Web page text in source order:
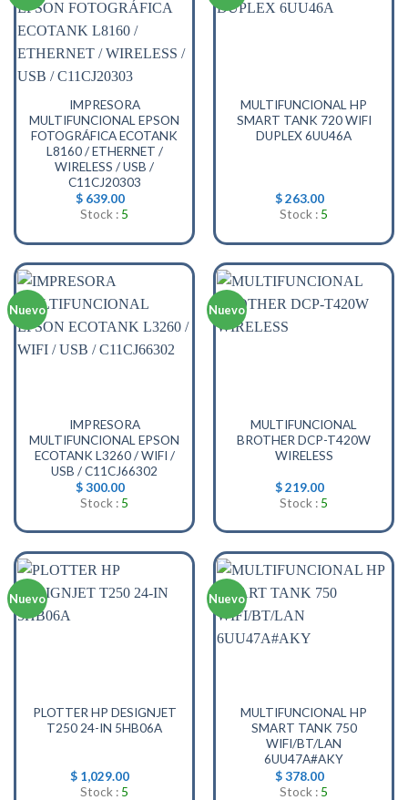
IMPRESORA
MULTIFUNCIONAL EPSON
FOTOGRÁFICA ECOTANK
L8160 / ETHERNET /
WIRELESS / USB /
C11CJ20303
$639.00
Stock : 5
MULTIFUNCIONAL HP
SMART TANK 720 WIFI
DUPLEX 6UU46A
$263.00
Stock : 5
Nuevo
IMPRESORA
MULTIFUNCIONAL EPSON
ECOTANK L3260 / WIFI /
USB / C11CJ66302
$300.00
Stock : 5
Nuevo
MULTIFUNCIONAL
BROTHER DCP-T420W
WIRELESS
$219.00
Stock : 5
Nuevo
PLOTTER HP DESIGNJET
T250 24-IN 5HB06A
$ 1,029.00
Stock : 5
Nuevo
MULTIFUNCIONAL HP
SMART TANK 750
WIFI/BT/LAN
6UU47A#AKY
$378.00
Stock : 5